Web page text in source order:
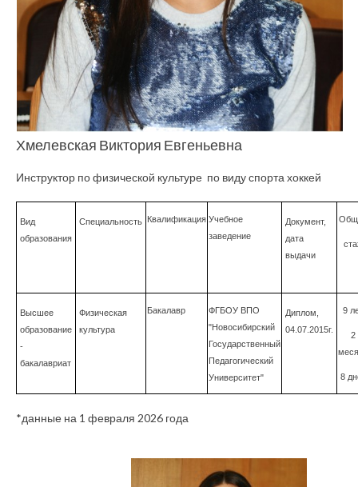
Хмелевская Виктория Евгеньевна
Инструктор по физической культуре по виду спорта хоккей
Вид
образования
Специальность Квалификация Учебное
заведение
Документ,
дата
выдачи
Высшее
образование
-
бакалавриат
Физическая
культура
Бакалавр
ФГБОУ ВПО
"Новосибирский
Государственный
Педагогический
Университет"
Диплом,
04.07.2015г.
9
2
8
*данные на 1 февраля 2026 года